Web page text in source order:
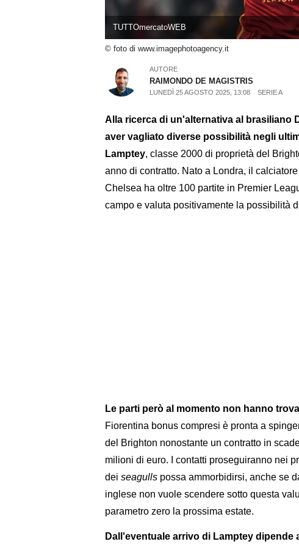
TUTTOmercatoWEB
© foto di www.imagephotoagency.it
AUTORE
RAIMONDO DE MAGISTRIS
LUNEDÌ 25 AGOSTO 2025, 13:08 SERIE A
Alla ricerca di un'alternativa al brasiliano
aver vagliato diverse possibilità negli
Lamptey, classe 2000 di proprietà del
anno di contratto. Nato a Londra, il
Chelsea ha oltre 100 partite in Premier
campo e valuta positivamente la possibilità
Le parti però al momento non hanno
Fiorentina bonus compresi è pronta a
del Brighton nonostante un contratto in
milioni di euro. I contatti proseguiranno nei
dei seagulls possa ammorbidirsi, anche se
inglese non vuole scendere sotto questa
parametro zero la prossima estate.
Dall'eventuale arrivo di Lamptey